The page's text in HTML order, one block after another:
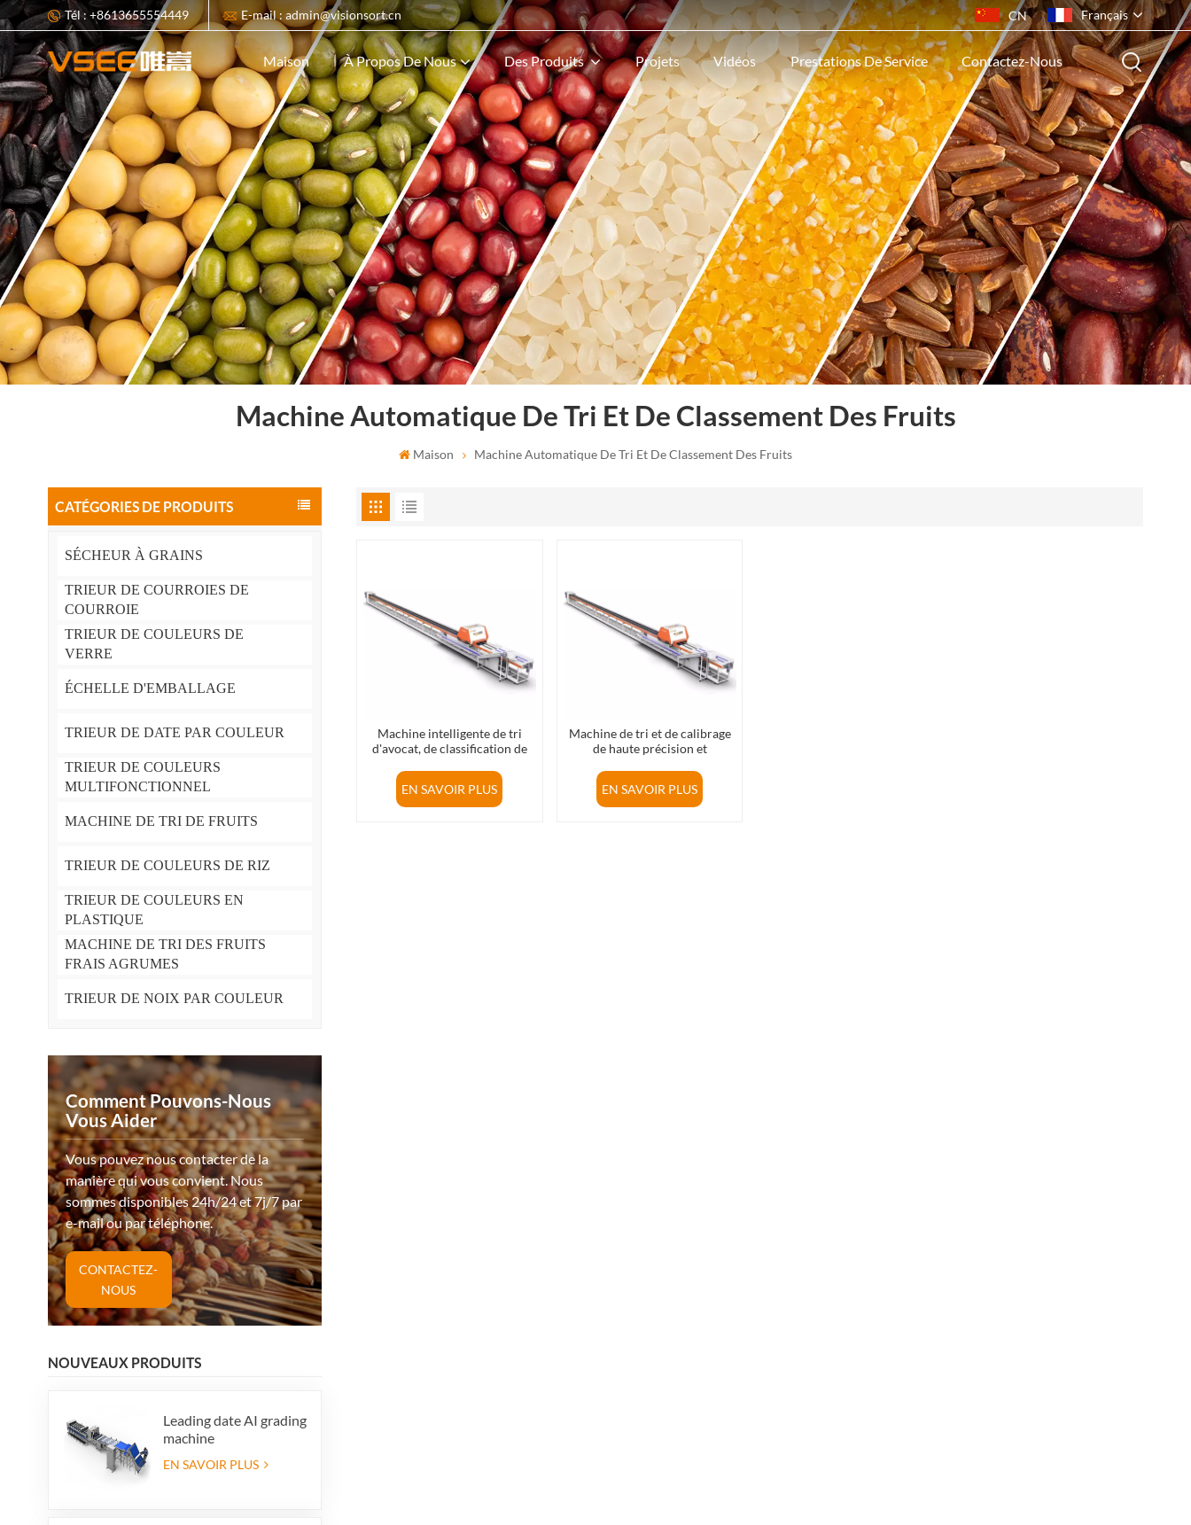
Tél : +8613655554449 E-mail : admin@visionsort.cn CN Français
English
français
русский
español
português
ไทย
Indonesia
Tiếng việt
Maison À Propos De Nous Des Produits Projets Vidéos Prestations De Service Contactez-Nous
Machine Automatique De Tri Et De Classement Des Fruits
Maison Machine Automatique De Tri Et De Classement Des Fruits
CATÉGORIES DE PRODUITS
SÉCHEUR À GRAINS
TRIEUR DE COURROIES DE
COURROIE
TRIEUR DE COULEURS DE
VERRE
ÉCHELLE D'EMBALLAGE
TRIEUR DE DATE PAR COULEUR
TRIEUR DE COULEURS
MULTIFONCTIONNEL
MACHINE DE TRI DE FRUITS
TRIEUR DE COULEURS DE RIZ
TRIEUR DE COULEURS EN
PLASTIQUE
MACHINE DE TRI DES FRUITS
FRAIS AGRUMES
TRIEUR DE NOIX PAR COULEUR
Comment Pouvons-Nous
Vous Aider
Vous pouvez nous contacter de la
manière qui vous convient. Nous
sommes disponibles 24h/24 et 7j/7 par
e-mail ou par téléphone.
CONTACTEZ-
NOUS
NOUVEAUX PRODUITS
Leading date AI grading
machine
EN SAVOIR PLUS
Machine intelligente de tri
d'avocat, de classification de
EN SAVOIR PLUS
Machine de tri et de calibrage
de haute précision et
vertes et oranges dans
l'industrie du tri des fruits
EN SAVOIR PLUS